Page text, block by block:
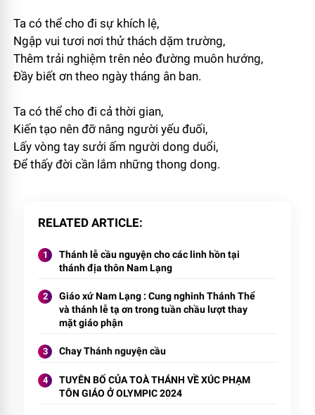
Ta có thể cho đi sự khích lệ,
Ngập vui tươi nơi thử thách dặm trường,
Thêm trải nghiệm trên nẻo đường muôn hướng,
Đầy biết ơn theo ngày tháng ân ban.
Ta có thể cho đi cả thời gian,
Kiến tạo nên đỡ nâng người yếu đuối,
Lấy vòng tay sưởi ấm người dong duổi,
Để thấy đời cần lắm những thong dong.
RELATED ARTICLE
Thánh lễ cầu nguyện cho các linh hồn tại
thánh địa thôn Nam Lạng
Giáo xứ Nam Lạng : Cung nghinh Thánh Thể
và thánh lễ tạ ơn trong tuần chầu lượt thay
mặt giáo phận
Chay Thánh nguyện cầu
TUYÊN BỐ CỦA TOÀ THÁNH VỀ XÚC PHẠM
TÔN GIÁO Ở OLYMPIC 2024